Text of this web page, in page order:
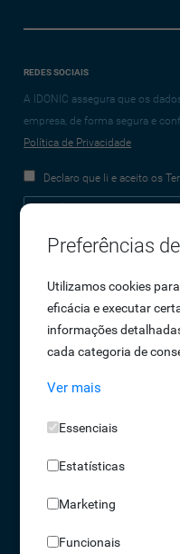
REDES SOCIAIS
A IDONIC assegura que os
empresa, de forma segura e
Política de Privacidade
Declaro que li e aceito os
Empresa
Sobre Nós
Oportunidades de Emprego
Termos e Condições
Política de Privacidade
Livro de reclamações
Soluções
Preferências
Utilizamos cookies
eficácia e executar
informações
cada categoria de
Ver mais
Essenciais
Estatísticas
Marketing
Funcionais